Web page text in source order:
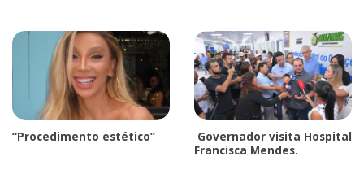
“Procedimento estético”
Governador visita Hospital
Francisca Mendes.